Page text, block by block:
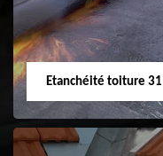
Etanchéité toiture 31